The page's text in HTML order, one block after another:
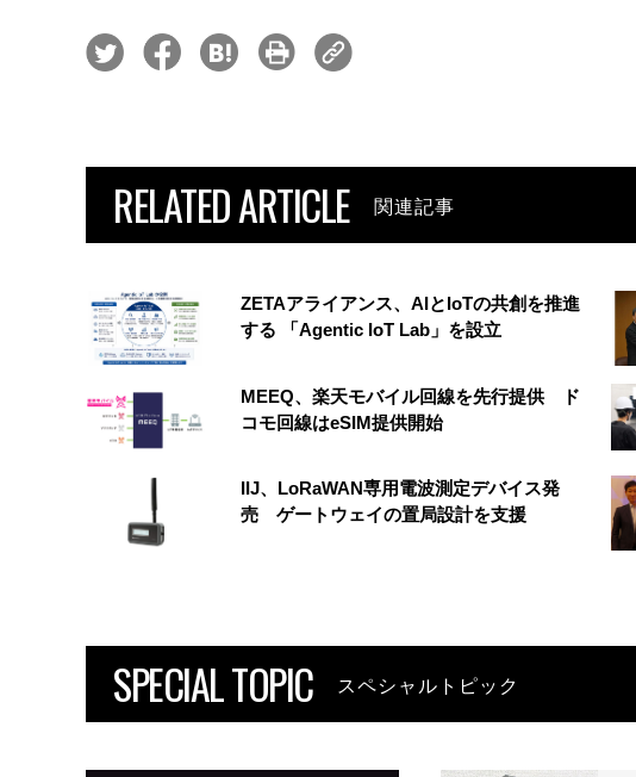
RELATED ARTICLE 関連記事
ZETAアライアンス、AIとIoTの共創を推進
する 「Agentic IoT Lab」を設立
MEEQ、楽天モバイル回線を先行提供 ド
コモ回線はeSIM提供開始
IIJ、LoRaWAN専用電波測定デバイス発
売 ゲートウェイの置局設計を支援
SPECIAL TOPIC スペシャルトピック